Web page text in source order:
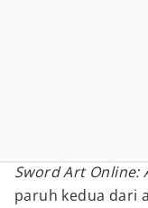
Sword Art Online:
paruh kedua dari